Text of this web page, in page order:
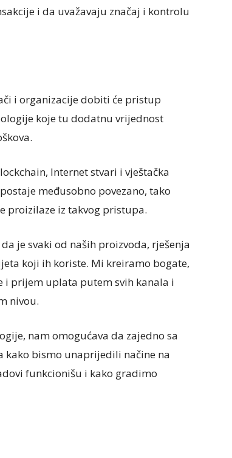
i da uvažavaju značaj i kontrolu
i organizacije dobiti će pristup
koje tu dodatnu vrijednost
Internet stvari i vještačka
međusobno povezano, tako
proizilaze iz takvog pristupa.
je svaki od naših proizvoda, rješenja
koji ih koriste. Mi kreiramo bogate,
i prijem uplata putem svih kanala i
nivou.
nam omogućava da zajedno sa
bismo unaprijedili načine na
funkcionišu i kako gradimo